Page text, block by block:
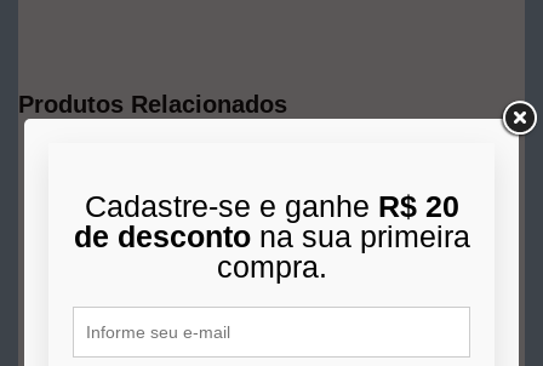
Produtos Relacionados
Cadastre-se e ganhe R$ 20
de descontona sua primeira
compra.